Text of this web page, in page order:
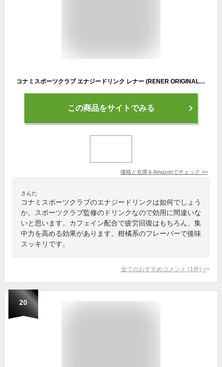
コナミスポーツクラブ エナジードリンク レナー (RENER ORIGINAL ZERO calorie) 250ml スタートアップドリンク ゼロカロリー 30本セット
この商品をサイトでみる
価格と在庫をAmazonでチェック >>
さんた
コナミスポーツクラブのエナジードリンクは如何でしょう
か。スポーツクラブ監修のドリンクなので効用に間違いな
いと思います。カフェイン配合で疲労回復はもちろん、集
中力を高める効果があります。柑橘系のフレーバーで後味
スッキリです。
全てのおすすめコメント (1 件) >
20